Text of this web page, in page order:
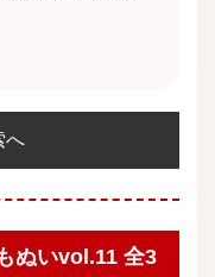
へ
ぬいvol.11 全3